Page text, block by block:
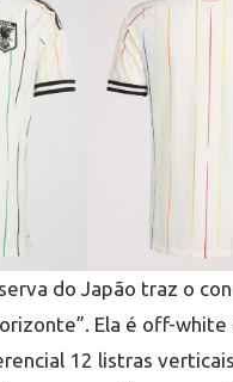
do Japão traz o
Ela é off-white
12 listras